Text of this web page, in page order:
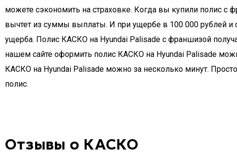
можете сэкономить на страховке. Когда вы купили полис с
вычтет из суммы выплаты. И при ущербе в 100 000 рублей и
ущерба. Полис КАСКО на Hyundai Palisade с франшизой
нашем сайте оформить полис КАСКО на Hyundai Palisade
КАСКО на Hyundai Palisade можно за несколько минут.
полис.
Отзывы о КАСКО